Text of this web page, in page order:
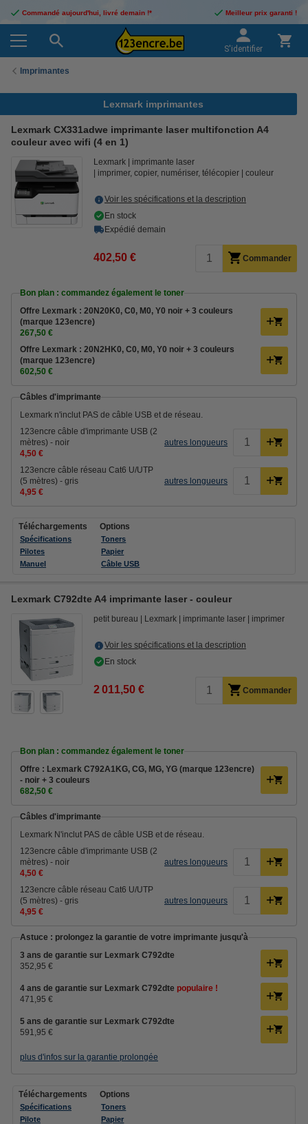
Commandé aujourd'hui, livré demain !* Meilleur prix garanti !
S'identifier
Imprimantes
Lexmark imprimantes
Lexmark CX331adwe imprimante laser multifonction A4
couleur avec wifi (4 en 1)
Lexmark
imprimante laser
imprimer, copier, numériser, télécopier
couleur
Voir les spécifications et la description
En stock
Expédié demain
402,50 € Commander
Bon plan : commandez également le toner
Offre Lexmark : 20N20K0, C0, M0, Y0 noir + 3 couleurs
(marque 123encre)
267,50 €
Offre Lexmark : 20N2HK0, C0, M0, Y0 noir + 3 couleurs
(marque 123encre)
602,50 €
Câbles d'imprimante
Lexmark n'inclut PAS de câble USB et de réseau.
123encre câble d'imprimante USB (2
mètres) - noir
4,50 €
autres longueurs
123encre câble réseau Cat6 U/UTP
(5 mètres) - gris
4,95 €
autres longueurs
Téléchargements
Spécifications
Pilotes
Manuel
Options
Toners
Papier
Câble USB
Lexmark C792dte A4 imprimante laser - couleur
petit bureau Lexmark imprimante laser imprimer
Voir les spécifications et la description
En stock
2 011,50 € Commander
Bon plan : commandez également le toner
Offre : Lexmark C792A1KG, CG, MG, YG (marque 123encre)
- noir + 3 couleurs
682,50 €
Câbles d'imprimante
Lexmark N'inclut PAS de câble USB et de réseau.
123encre câble d'imprimante USB (2
mètres) - noir
4,50 €
autres longueurs
123encre câble réseau Cat6 U/UTP
(5 mètres) - gris
4,95 €
autres longueurs
Astuce : prolongez la garantie de votre imprimante jusqu'à
3 ans de garantie sur Lexmark C792dte
352,95 €
4 ans de garantie sur Lexmark C792dte populaire !
471,95 €
5 ans de garantie sur Lexmark C792dte
591,95 €
plus d'infos sur la garantie prolongée
Téléchargements
Spécifications
Pilote
Options
Toners
Papier